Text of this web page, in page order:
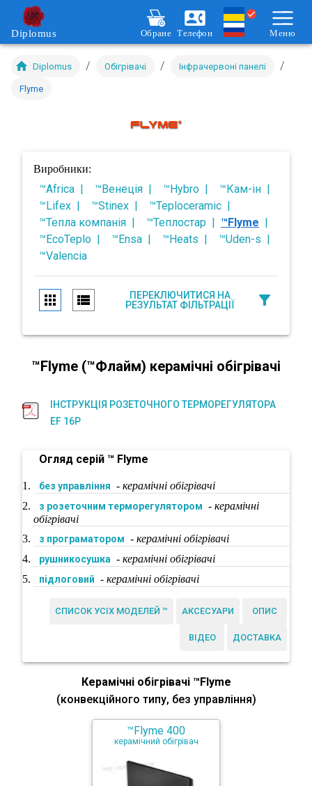
Diplomus Обране Телефон Меню
Diplomus / Обігрівачі / Інфрачервоні панелі /
Flyme
Виробники:
™Africa ™Венеція ™Hybro ™Кам-ін
™Lifex ™Stinex ™Teploceramic
™Тепла компанія ™Теплостар ™Flyme
™EcoTeplo ™Ensa ™Heats ™Uden-s
™Valencia
ПЕРЕКЛЮЧИТИСЯ НА
РЕЗУЛЬТАТ ФІЛЬТРАЦІЇ
™Flyme (™Флайм) керамічні обігрівачі
ІНСТРУКЦІЯ РОЗЕТОЧНОГО ТЕРМОРЕГУЛЯТОРА
EF 16P
Огляд серій ™ Flyme
без управління - керамічні обігрівачі
з розеточним терморегулятором - керамічні
обігрівачі
з програматором - керамічні обігрівачі
рушникосушка - керамічні обігрівачі
підлоговий - керамічні обігрівачі
СПИСОК УСІХ МОДЕЛЕЙ ™ АКСЕСУАРИ ОПИС
ВІДЕО ДОСТАВКА
Керамічні обігрівачі ™Flyme
(конвекційного типу, без управління)
™Flyme 400
керамічний обігрівач